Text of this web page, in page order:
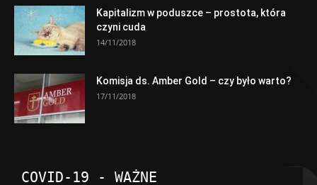
Kapitalizm w poduszce – prostota, która
czyni cuda
14/11/2018
Komisja ds. Amber Gold – czy było warto?
17/11/2018
COVID-19 - WAŻNE